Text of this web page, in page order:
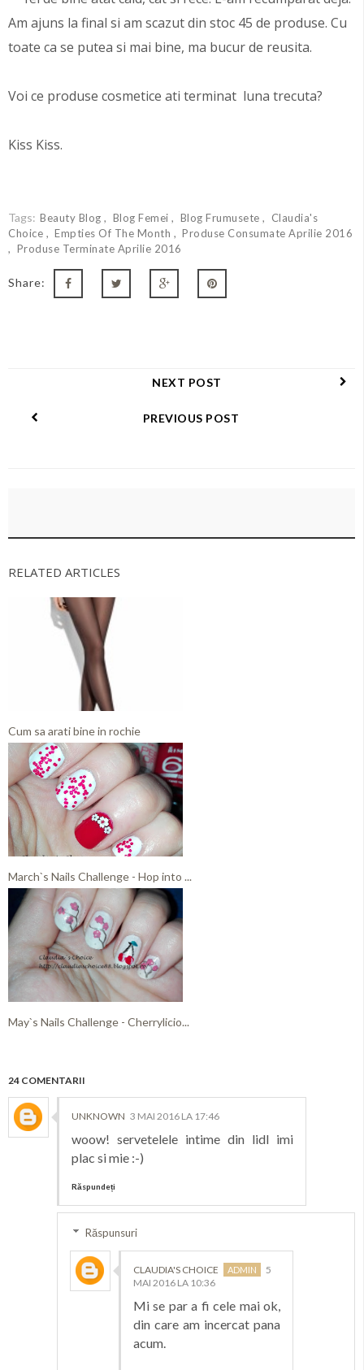
Am ajuns la final si am scazut din stoc 45 de produse. Cu
toate ca se putea si mai bine, ma bucur de reusita.
Voi ce produse cosmetice ati terminat luna trecuta?
Kiss Kiss.
Tags: Beauty Blog Blog Femei Blog Frumusete
Claudia's
Choice
Empties Of The Month
Produse Consumate Aprilie 2016
Produse Terminate Aprilie 2016
Share:
NEXT POST
PREVIOUS POST
RELATED ARTICLES
Cum sa arati bine in rochie
March`s Nails Challenge - Hop into ...
May`s Nails Challenge - Cherrylicio...
24 COMENTARII
UNKNOWN 3 MAI 2016 LA 17:46
woow! servetelele intime din lidl imi
plac si mie :-)
Răspundeți
Răspunsuri
CLAUDIA'S CHOICE
5
MAI 2016 LA 10:36
Mi se par a fi cele mai ok,
din care am incercat pana
acum.